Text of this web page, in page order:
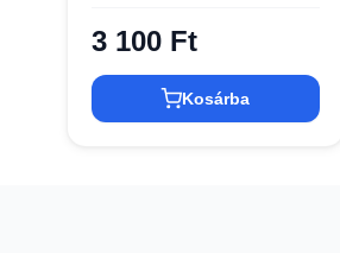
3 100 Ft
Kosárba